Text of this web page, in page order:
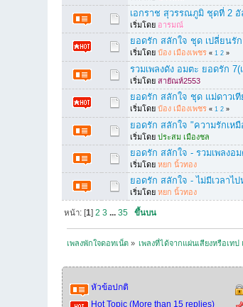
เอกราช สุวรรณภูมิ ชุดที่ 2
เริ่มโดย อารมณ์
ยอดรัก สลักใจ ชุด เปลี่ยนรั
เริ่มโดยป๋อง เมืองเพชร «1 2 »
รวมเพลงดัง อมตะ ยอดรัก 7(
เริ่มโดยสายัณห์2553
ยอดรัก สลักใจ ชุด แม่ดาวเ
เริ่มโดยป๋อง เมืองเพชร «1 2 »
ยอดรัก สลักใจ "ความรักเห
เริ่มโดยประสม เมืองชล
ยอดรัก สลักใจ - รวมเพลงอ
เริ่มโดยหยก นิ้วทอง
ยอดรัก สลักใจ - ไม่มีเวลาไ
เริ่มโดยหยก นิ้วทอง
หน้า: [1] 2 3 ... 35 ขึ้นบน
เพลงพักใจดอทเน็ต» เพลงที่ได้จากแผ่นเสียงหรือเทป
หัวข้อปกติ
Hot Topic (More than 15 replies)